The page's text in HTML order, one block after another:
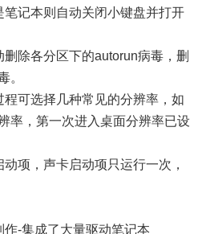
记本则自动关闭小键盘并打开
除各分区下的autorun病毒，删
。
可选择几种常见的分辨率，如
率，第一次进入桌面分辨率已设
项，声卡启动项只运行一次，
-集成了大量驱动笔记本